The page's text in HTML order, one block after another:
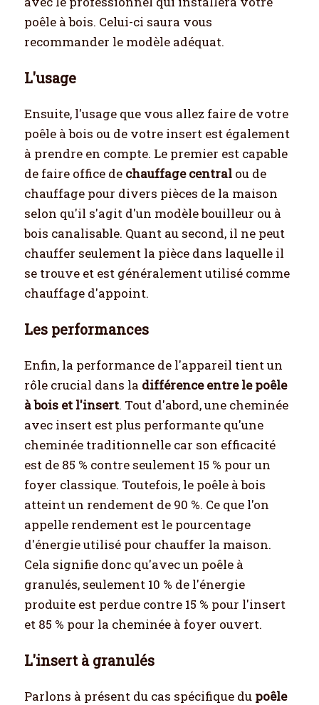
poêle à bois. Celui-ci saura vous
recommander le modèle adéquat.
L'usage
Ensuite, l'usage que vous allez faire de votre
poêle à bois ou de votre insert est également
à prendre en compte. Le premier est capable
de faire office de chauffage central ou de
chauffage pour divers pièces de la maison
selon qu'il s'agit d'un modèle bouilleur ou à
bois canalisable. Quant au second, il ne peut
chauffer seulement la pièce dans laquelle il
se trouve et est généralement utilisé comme
chauffage d'appoint.
Les performances
Enfin, la performance de l'appareil tient un
rôle crucial dans la différence entre le poêle
à bois et l'insert. Tout d'abord, une cheminée
avec insert est plus performante qu'une
cheminée traditionnelle car son efficacité
est de 85 % contre seulement 15 % pour un
foyer classique. Toutefois, le poêle à bois
atteint un rendement de 90 %. Ce que l'on
appelle rendement est le pourcentage
d'énergie utilisé pour chauffer la maison.
Cela signifie donc qu'avec un poêle à
granulés, seulement 10 % de l'énergie
produite est perdue contre 15 % pour l'insert
et 85 % pour la cheminée à foyer ouvert.
L'insert à granulés
Parlons à présent du cas spécifique du poêle